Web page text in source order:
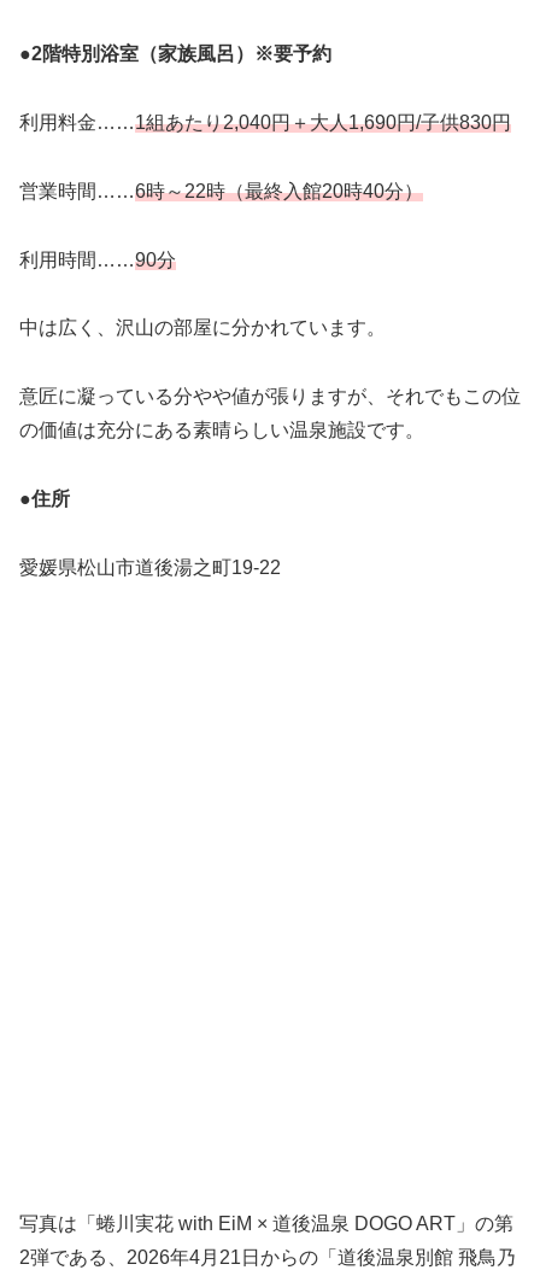
●2階特別浴室（家族風呂）※要予約
利用料金……1組あたり2,040円＋大人1,690円/子供830円
営業時間……6時～22時（最終入館20時40分）
利用時間……90分
中は広く、沢山の部屋に分かれています。
意匠に凝っている分やや値が張りますが、それでもこの位
の価値は充分にある素晴らしい温泉施設です。
●住所
愛媛県松山市道後湯之町19-22
写真は「蜷川実花 with EiM × 道後温泉 DOGO ART」の第
2弾である、2026年4月21日からの「道後温泉別館 飛鳥乃